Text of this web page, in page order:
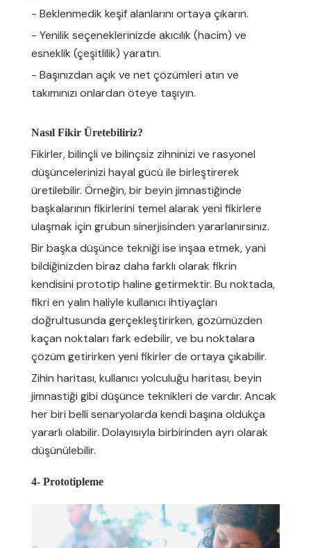
- Beklenmedik keşif alanlarını ortaya çıkarın.
- Yenilik seçeneklerinizde akıcılık (hacim) ve
esneklik (çeşitlilik) yaratın.
- Başınızdan açık ve net çözümleri atın ve
takımınızı onlardan öteye taşıyın.
Nasıl Fikir Üretebiliriz?
Fikirler, bilinçli ve bilinçsiz zihninizi ve rasyonel
düşüncelerinizi hayal gücü ile birleştirerek
üretilebilir. Örneğin, bir beyin jimnastiğinde
başkalarının fikirlerini temel alarak yeni fikirlere
ulaşmak için grubun sinerjisinden yararlanırsınız.
Bir başka düşünce tekniği ise inşaa etmek, yani
bildiğinizden biraz daha farklı olarak fikrin
kendisini prototip haline getirmektir. Bu noktada,
fikri en yalın haliyle kullanıcı ihtiyaçları
doğrultusunda gerçekleştirirken, gözümüzden
kaçan noktaları fark edebilir, ve bu noktalara
çözüm getirirken yeni fikirler de ortaya çıkabilir.
Zihin haritası, kullanıcı yolculuğu haritası, beyin
jimnastiği gibi düşünce teknikleri de vardır. Ancak
her biri belli senaryolarda kendi başına oldukça
yararlı olabilir. Dolayısıyla birbirinden ayrı olarak
düşünülebilir.
4- Prototipleme